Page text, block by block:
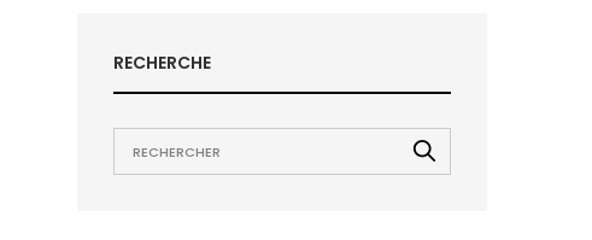
RECHERCHE